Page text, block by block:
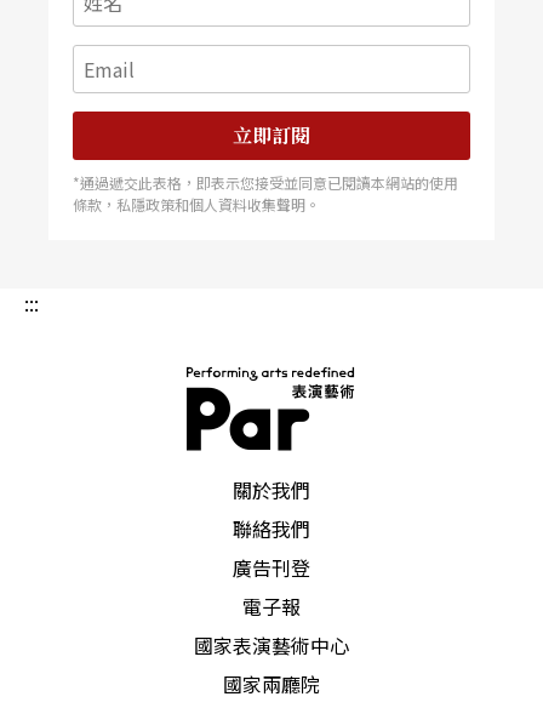
出，很短的時間就得準備好上場。節目中和高手過
招，唐從聖觀察，郭子乾的表演屬於直覺型的，角
色類型來者不拒，有初生之犢不畏虎的生猛，邰智
源是思考型的演員，兼具深度、內涵和語言天分，
對時事社論過目不忘，現場即興能力很強。他自己
時隨地都要儲存未來表演的養分，因為你不知道什
麼時候用得上，而且你會發現所學的東西永遠都不
夠。「在台灣，你以為會一點京劇身段、雜耍、相
聲就很屌，但到內地看小朋友上節目，隨便可以唱
一段《楊門女將》、說一折相聲段子『報菜名』，
有特殊才藝的小朋友在大陸滿街都是，專業程度絲
毫不輸職業演員，你才知道自己的功夫有多薄。」
目前唐從聖在台灣有三個節目，大陸天津有兩個節
立即訂閱
*通過遞交此表格，即表示您接受並同意已閱讀本網站的使用
條款，私隱政策和個人資料收集聲明。
:::
關於我們
聯絡我們
廣告刊登
電子報
國家表演藝術中心
國家兩廳院